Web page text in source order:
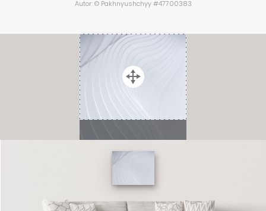
Autor: © Pakhnyushchyy #47700383